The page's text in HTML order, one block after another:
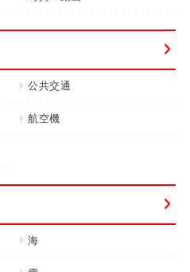
公共交通
航空機
海